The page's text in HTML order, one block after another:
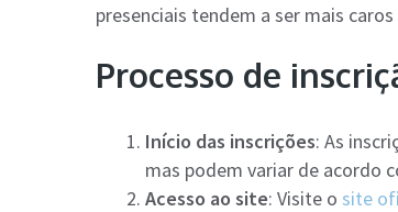
presenciais tendem a ser mais
Processo de
Início das inscrições: As
mas podem variar de acordo
Acesso ao site: Visite o site